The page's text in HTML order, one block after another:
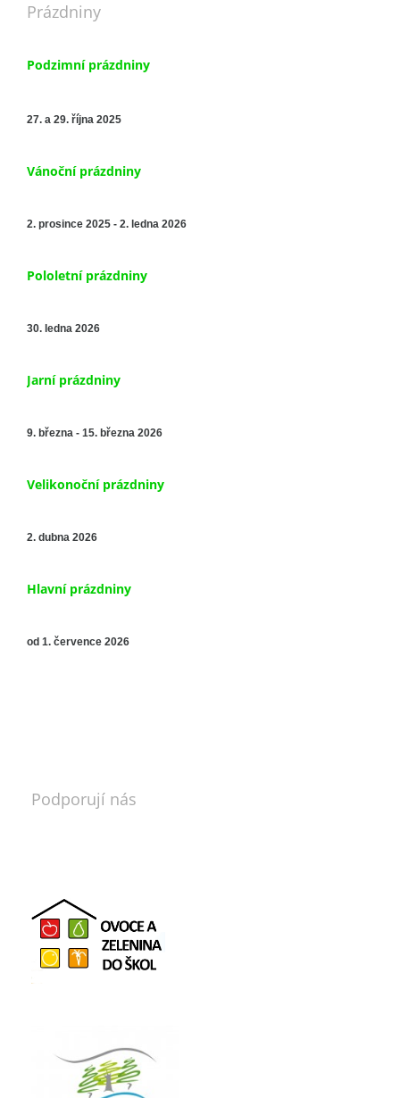
Prázdniny
Podzimní prázdniny
27. a 29. října 2025
Vánoční prázdniny
2. prosince 2025 - 2. ledna 2026
Pololetní prázdniny
30. ledna 2026
Jarní prázdniny
9. března - 15. března 2026
Velikonoční prázdniny
2. dubna 2026
Hlavní prázdniny
od 1. července 2026
Podporují nás